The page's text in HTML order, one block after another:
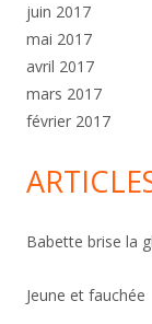
juin 2017
mai 2017
avril 2017
mars 2017
février 2017
Babette brise la
Jeune et fauchée